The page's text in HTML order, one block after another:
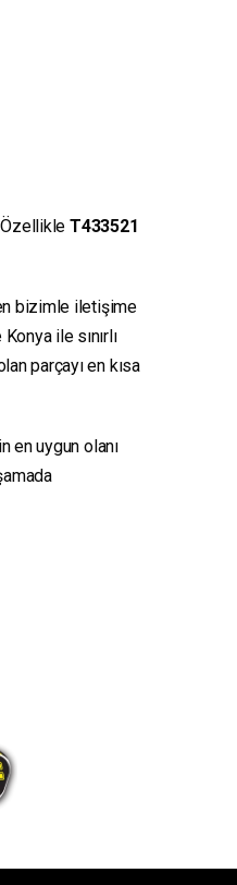
T433521
bizimle iletişime
ile sınırlı
parçayı en kısa
en uygun olanı